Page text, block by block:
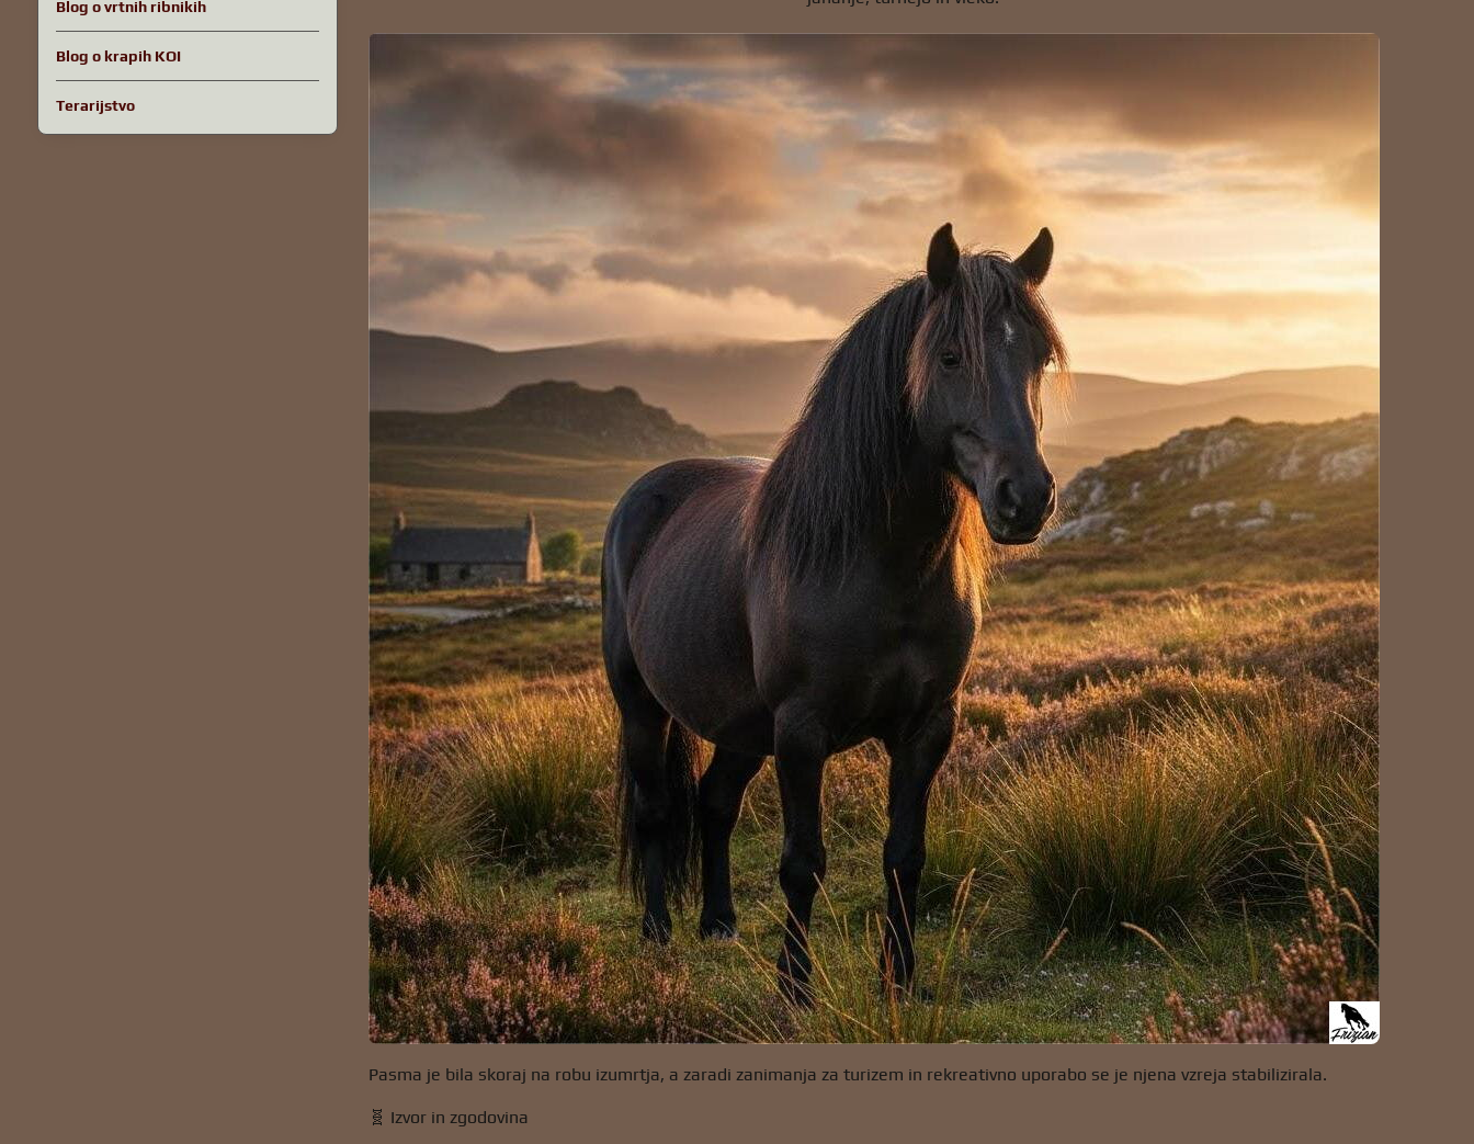
Pasma je bila skoraj na robu izumrtja, a zaradi zanimanja za turizem in rekreativno uporabo se je njena vzreja stabilizirala.
🧬 Izvor in zgodovina
Blog o vrtnih ribnikih
Blog o krapih KOI
Terarijstvo